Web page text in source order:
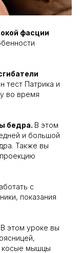
фасции
тест Патрика и
во время
бедра. В этом
и большой
Также вы
с
показания
В этом уроке вы
косые мышцы